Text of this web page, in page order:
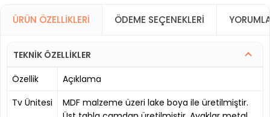
ÜRÜN ÖZELLIKLERI ÖDEME SEÇENEKLERI
TEKNİK ÖZELLİKLER
Özellik
Açıklama
Tv Ünitesi
MDF malzeme üzeri lake boya ile üretilmiştir.